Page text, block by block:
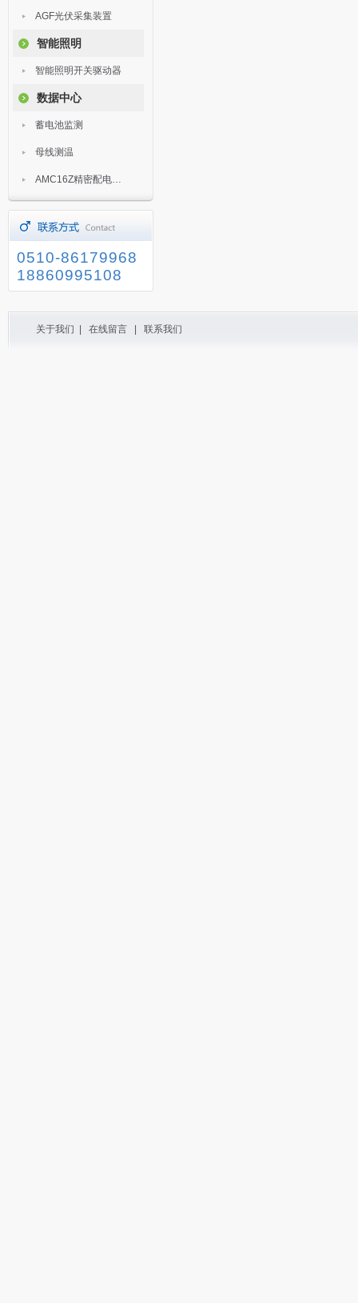
AGF光伏采集装置
智能照明
智能照明开关驱动器
数据中心
蓄电池监测
母线测温
AMC16Z精密配电监控装置
0510-86179968
18860995108
关于我们 在线留言 联系我们